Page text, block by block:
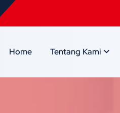
Home Tentang Kami